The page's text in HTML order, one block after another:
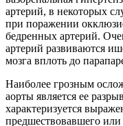
артерий, в некоторых
при поражении
бедренных артерий.
артерий развиваются
мозга вплоть до
Наиболее грозным
аорты является ее
характеризуется
предшествовавшего